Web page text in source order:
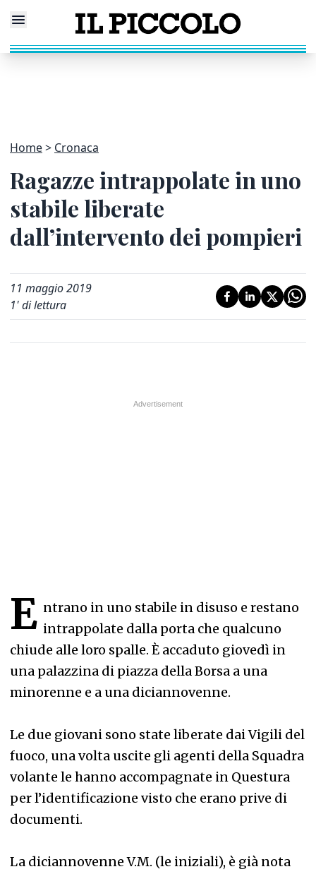
Home Cronaca
Ragazze intrappolate in uno
stabile liberate
dall’intervento dei pompieri
11 maggio 2019
1' di lettura
E ntrano in uno stabile in disuso e restano
intrappolate dalla porta che qualcuno
chiude alle loro spalle. È accaduto giovedì in
una palazzina di piazza della Borsa a una
minorenne e a una diciannovenne.
Le due giovani sono state liberate dai Vigili del
fuoco, una volta uscite gli agenti della Squadra
volante le hanno accompagnate in Questura
per l’identificazione visto che erano prive di
documenti.
La diciannovenne V.M. (le iniziali), è già nota